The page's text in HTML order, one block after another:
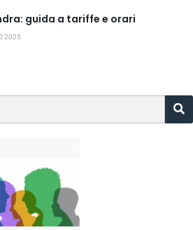
guida a tariffe e orari
2025